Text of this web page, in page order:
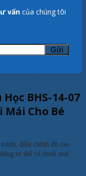
vấn của chúng tôi
BHS-14-07
Mái Cho Bé
điều chỉnh độ cao
tư thế và thoải mái.